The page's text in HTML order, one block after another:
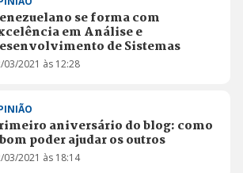
se forma com
em Análise e
de Sistemas
03/2021 às 12:28
aniversário do blog: como
poder ajudar os outros
03/2021 às 18:14